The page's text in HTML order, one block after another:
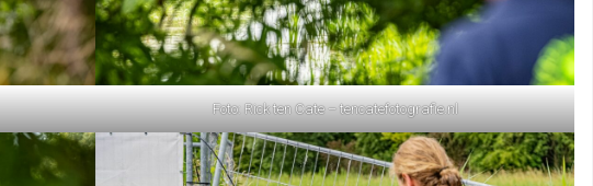
Foto: Rick ten Cate – tencatefotografie.nl